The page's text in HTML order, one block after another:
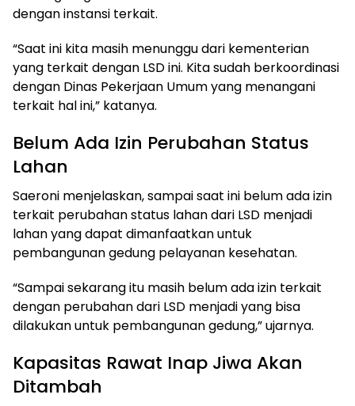
dengan instansi terkait.
“Saat ini kita masih menunggu dari kementerian
yang terkait dengan LSD ini. Kita sudah berkoordinasi
dengan Dinas Pekerjaan Umum yang menangani
terkait hal ini,” katanya.
Belum Ada Izin Perubahan Status
Lahan
Saeroni menjelaskan, sampai saat ini belum ada izin
terkait perubahan status lahan dari LSD menjadi
lahan yang dapat dimanfaatkan untuk
pembangunan gedung pelayanan kesehatan.
“Sampai sekarang itu masih belum ada izin terkait
dengan perubahan dari LSD menjadi yang bisa
dilakukan untuk pembangunan gedung,” ujarnya.
Kapasitas Rawat Inap Jiwa Akan
Ditambah